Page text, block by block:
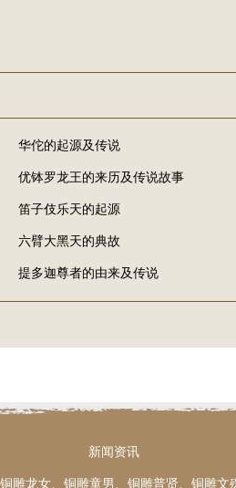
华佗的起源及传说
优钵罗龙王的来历及传说故事
笛子伎乐天的起源
六臂大黑天的典故
提多迦尊者的由来及传说
新闻资讯
雕龙女、铜雕童男、铜雕普贤、铜雕文